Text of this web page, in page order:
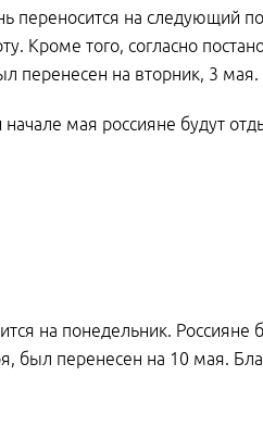
переносится на следующий
Кроме того, согласно
перенесен на вторник, 3 мая.
мая россияне будут
на понедельник. Россияне
был перенесен на 10 мая.